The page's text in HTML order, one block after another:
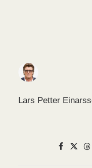
Lars Petter